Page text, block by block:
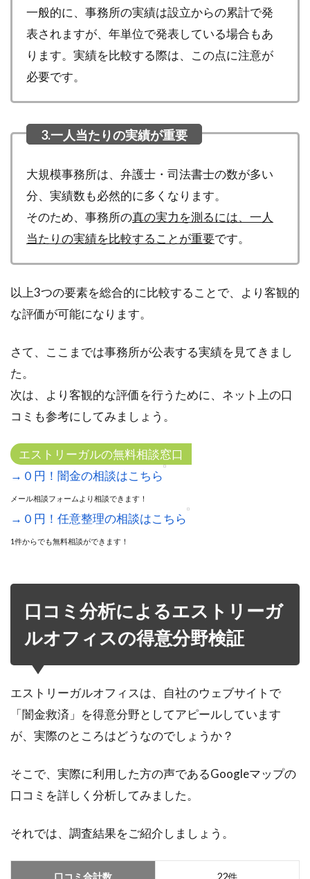
一般的に、事務所の実績は設立からの累計で発
表されますが、年単位で発表している場合もあ
ります。実績を比較する際は、この点に注意が
必要です。
大規模事務所は、弁護士・司法書士の数が多い
分、実績数も必然的に多くなります。
そのため、事務所の真の実力を測るには、一人
当たりの実績を比較することが重要です。
以上3つの要素を総合的に比較することで、より客観的
な評価が可能になります。
さて、ここまでは事務所が公表する実績を見てきまし
た。
次は、より客観的な評価を行うために、ネット上の口
コミも参考にしてみましょう。
エストリーガルの無料相談窓口
→０円！闇金の相談はこちら
メール相談フォームより相談できます！
→０円！任意整理の相談はこちら
1件からでも無料相談ができます！
口コミ分析によるエストリーガ
ルオフィスの得意分野検証
エストリーガルオフィスは、自社のウェブサイトで
「闇金救済」を得意分野としてアピールしています
が、実際のところはどうなのでしょうか？
そこで、実際に利用した方の声であるGoogleマップの
口コミを詳しく分析してみました。
それでは、調査結果をご紹介しましょう。